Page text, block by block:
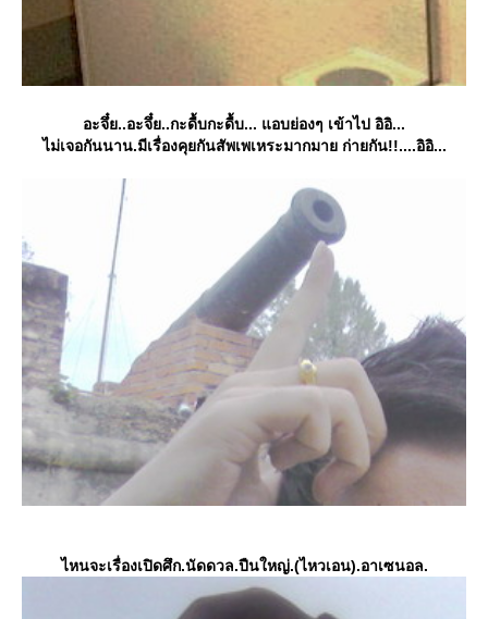
อะจึ๋ย..อะจึ๋ย..กะดื้บกะดื้บ... แอบย่องๆ เข้าไป อิอิ...
ไม่เจอกันนาน.มีเรื่องคุยกันสัพเพเหระมากมาย ก่ายกัน!!....อิอิ...
ไหนจะเรื่องเปิดศึก.นัดดวล.ปืนใหญ่.(ไหวเอน).อาเซนอล.